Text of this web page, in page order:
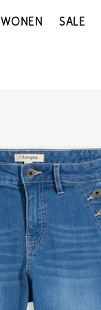
WONEN SALE